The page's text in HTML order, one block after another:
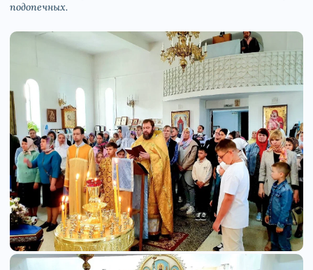
подопечных.